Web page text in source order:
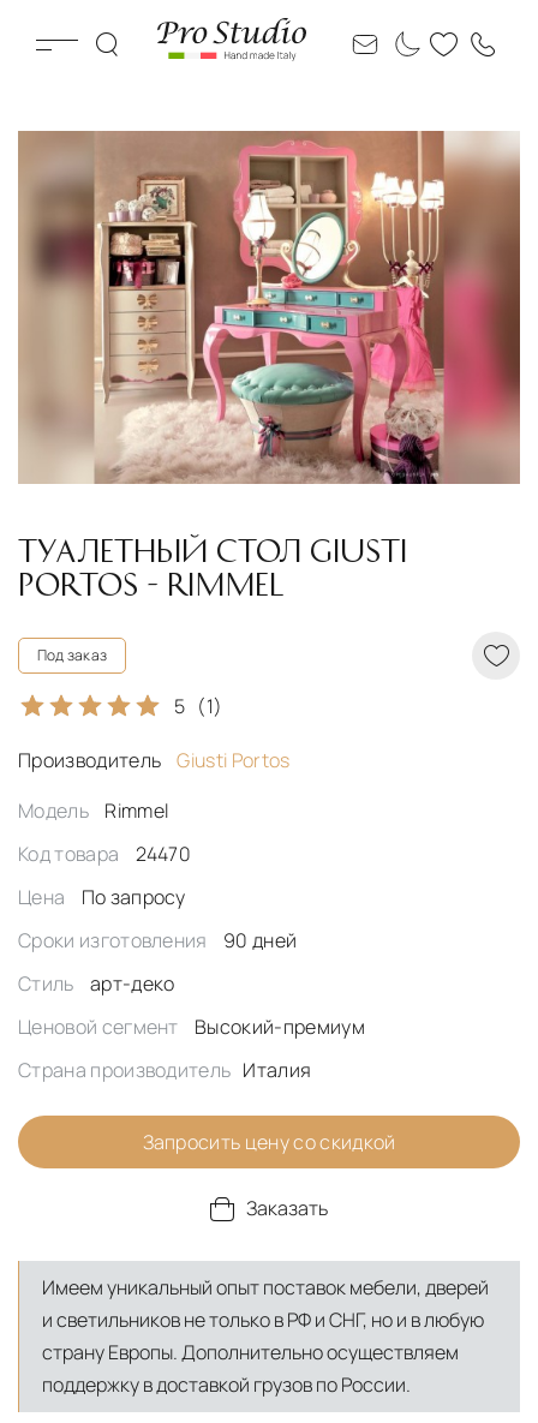
ТУАЛЕТНЫЙ СТОЛ GIUSTI
PORTOS - RIMMEL
Под заказ
5 (1)
Производитель
Giusti Portos
Модель
Rimmel
Код товара
24470
Цена
По запросу
Сроки изготовления
90 дней
Стиль
арт-деко
Ценовой сегмент
Высокий-премиум
Страна производитель Италия
Запросить цену со скидкой
Заказать
Имеем уникальный опыт поставок мебели, дверей
и светильников не только в РФ и СНГ, но и в любую
страну Европы. Дополнительно осуществляем
поддержку в доставкой грузов по России.